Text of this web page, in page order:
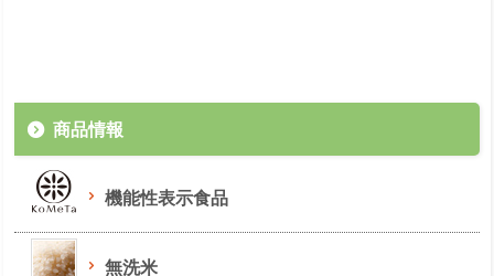
商品情報
機能性表示食品
無洗米